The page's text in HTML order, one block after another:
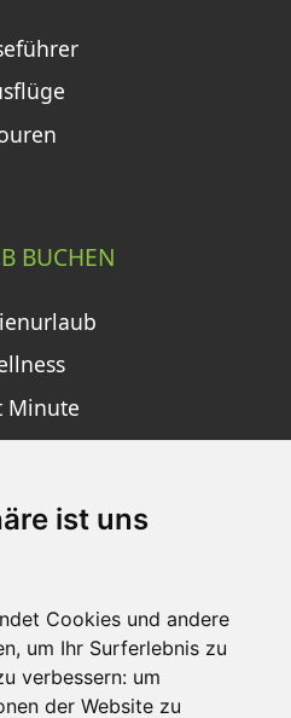
ist uns
Cookies und andere
um Ihr Surferlebnis zu
verbessern: um
der Website zu
BUCHEN
Minute
SKI APP
für iOS und Android - Ein
und Schneefreaks!